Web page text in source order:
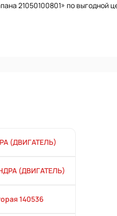
21050100801» по выгодной
(ДВИГАТЕЛЬ)
(ДВИГАТЕЛЬ)
140536